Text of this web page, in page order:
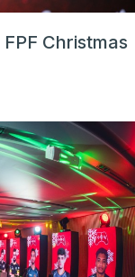
Christmas